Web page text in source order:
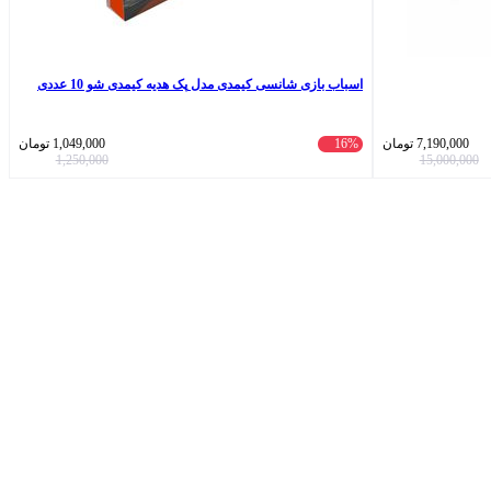
7,190,000 تومان
15,000,000
اسباب بازی شانسی کیمدی مدل پک هدیه کیمدی شو 10 عددی
16%
1,049,000 تومان
1,250,000